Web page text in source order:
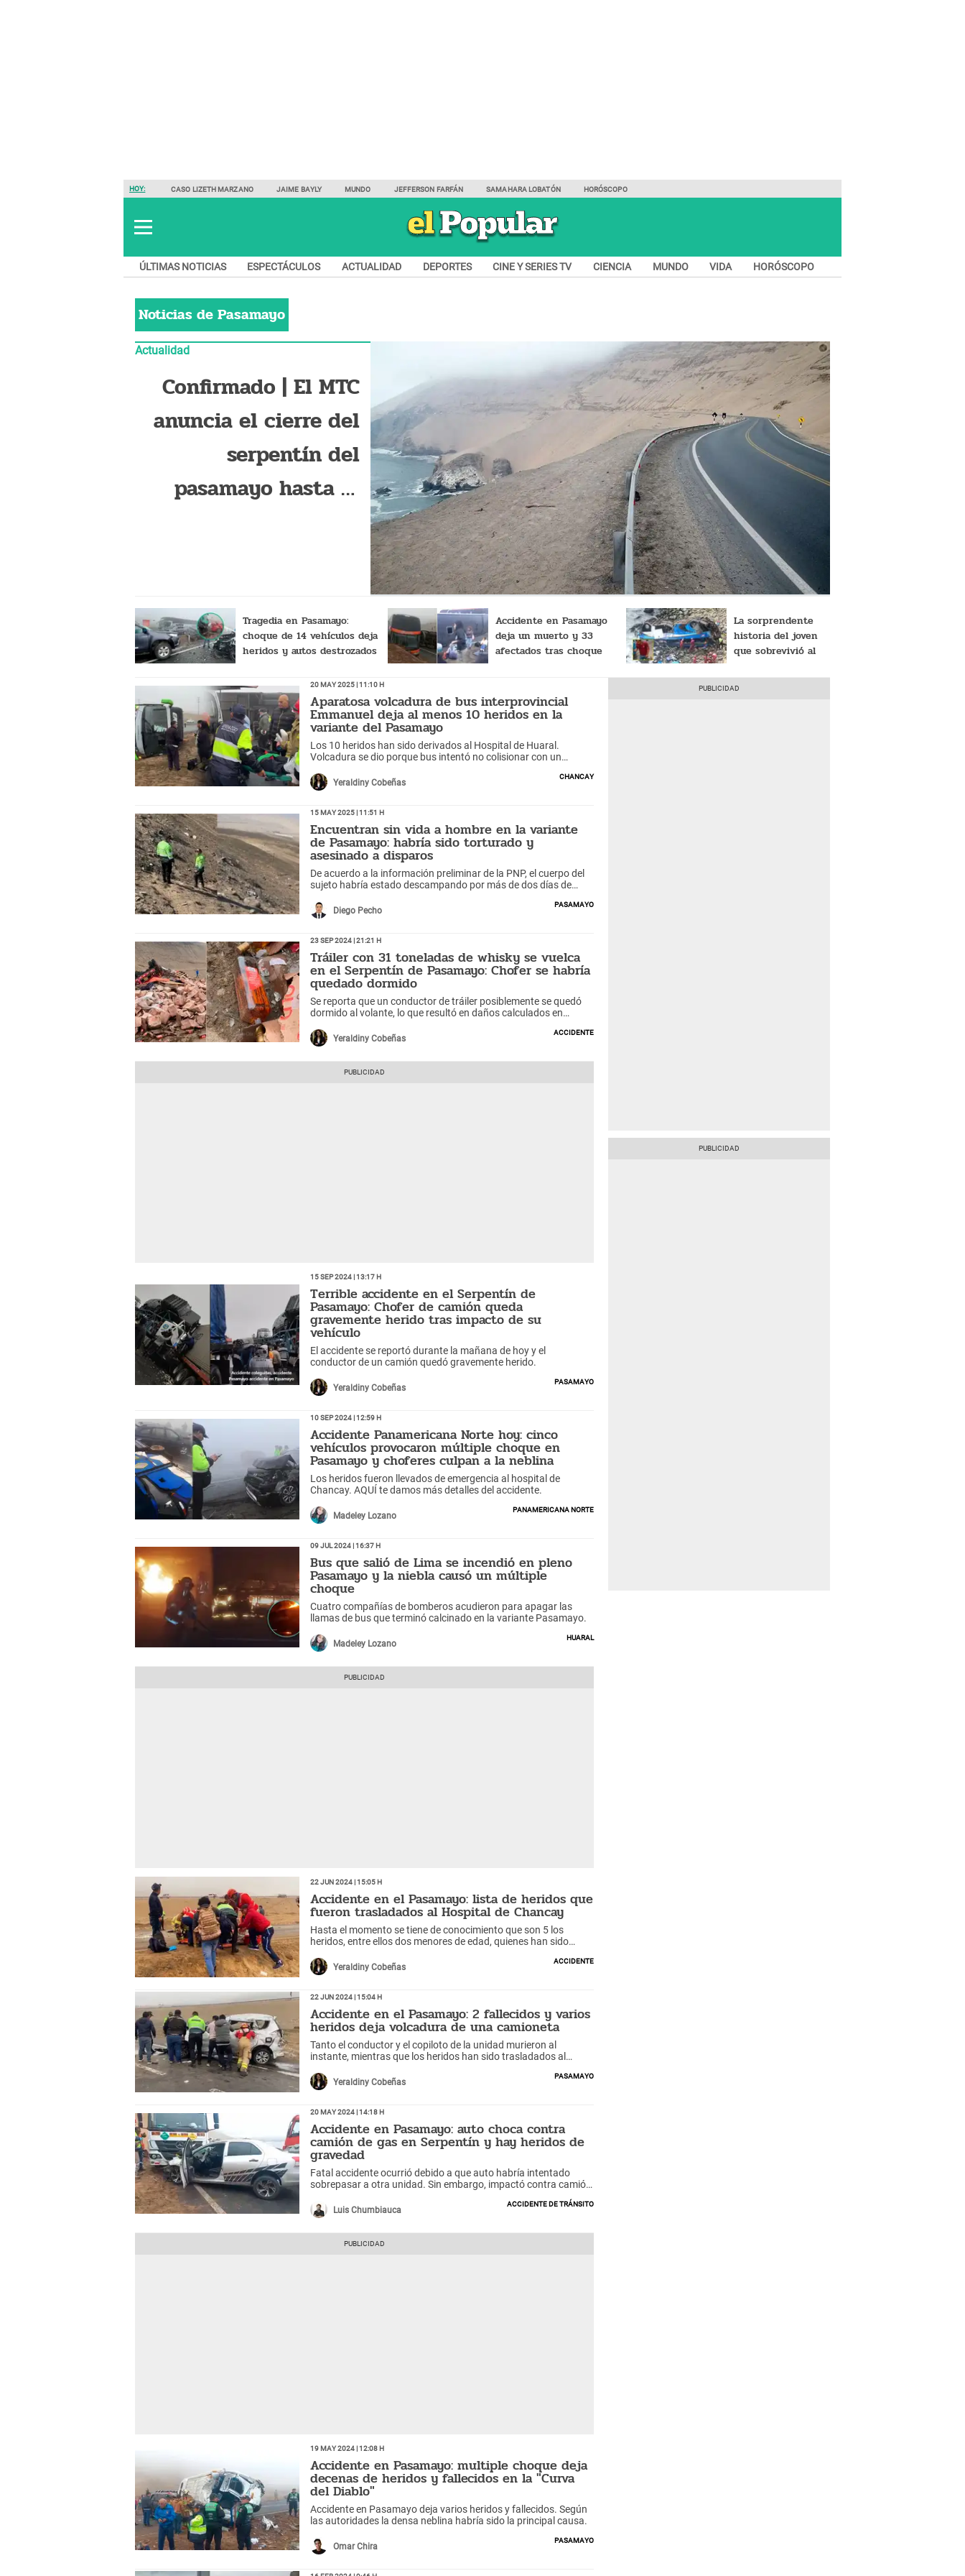
HOY: CASO LIZETH MARZANO JAIME BAYLY MUNDO JEFFERSON FARFÁN SAMAHARA LOBATÓN HORÓSCOPO
ÚLTIMAS NOTICIAS ESPECTÁCULOS ACTUALIDAD DEPORTES CINE Y SERIES TV CIENCIA MUNDO VIDA HORÓSCOPO
Noticias dePasamayo
Actualidad
Confirmado | El MTC
anuncia el cierre del
serpentín del
pasamayo hasta el
Tragedia en Pasamayo:
choque de 14 vehículos deja
heridos y autos destrozados
Accidente en Pasamayo
deja un muerto y 33
afectados tras choque
La sorprendente
historia del joven
que sobrevivió al
bus en Perú
20 May 2025 | 11:10 h
Aparatosa volcadura de bus interprovincial
Emmanuel deja al menos 10 heridos en la
variante del Pasamayo
Los 10 heridos han sido derivados al Hospital de Huaral.
Volcadura se dio porque bus intentó no colisionar con un
Yeraldiny Cobeñas
Chancay
15 May 2025 | 11:51 h
Encuentran sin vida a hombre en la variante
de Pasamayo: habría sido torturado y
asesinado a disparos
De acuerdo a la información preliminar de la PNP, el cuerpo del
sujeto habría estado descampando por más de dos días de
Aucallama.
Diego Pecho
Pasamayo
23 Sep 2024 | 21:21 h
Tráiler con 31 toneladas de whisky se vuelca
en el Serpentín de Pasamayo: Chofer se habría
quedado dormido
Se reporta que un conductor de tráiler posiblemente se quedó
dormido al volante, lo que resultó en daños calculados en
Yeraldiny Cobeñas
Accidente
15 Sep 2024 | 13:17 h
Terrible accidente en el Serpentín de
Pasamayo: Chofer de camión queda
gravemente herido tras impacto de su
vehículo
El accidente se reportó durante la mañana de hoy y el
conductor de un camión quedó gravemente herido.
Yeraldiny Cobeñas
Pasamayo
10 Sep 2024 | 12:59 h
Accidente Panamericana Norte hoy: cinco
vehículos provocaron múltiple choque en
Pasamayo y choferes culpan a la neblina
Los heridos fueron llevados de emergencia al hospital de
Chancay. AQUÍ te damos más detalles del accidente.
Madeley Lozano
Panamericana Norte
09 Jul 2024 | 16:37 h
Bus que salió de Lima se incendió en pleno
Pasamayo y la niebla causó un múltiple
choque
Cuatro compañías de bomberos acudieron para apagar las
llamas de bus que terminó calcinado en la variante Pasamayo.
Madeley Lozano
Huaral
22 Jun 2024 | 15:05 h
Accidente en el Pasamayo: lista de heridos que
fueron trasladados al Hospital de Chancay
Hasta el momento se tiene de conocimiento que son 5 los
heridos, entre ellos dos menores de edad, quienes han sido
Yeraldiny Cobeñas
Accidente
22 Jun 2024 | 15:04 h
Accidente en el Pasamayo: 2 fallecidos y varios
heridos deja volcadura de una camioneta
Tanto el conductor y el copiloto de la unidad murieron al
instante, mientras que los heridos han sido trasladados al
en el Pasamayo.
Yeraldiny Cobeñas
Pasamayo
20 May 2024 | 14:18 h
Accidente en Pasamayo: auto choca contra
camión de gas en Serpentín y hay heridos de
gravedad
Fatal accidente ocurrió debido a que auto habría intentado
sobrepasar a otra unidad. Sin embargo, impactó contra camión
Luis Chumbiauca
Accidente de tránsito
19 May 2024 | 12:08 h
Accidente en Pasamayo: multiple choque deja
decenas de heridos y fallecidos en la "Curva
del Diablo"
Accidente en Pasamayo deja varios heridos y fallecidos. Según
las autoridades la densa neblina habría sido la principal causa.
Omar Chira
Pasamayo